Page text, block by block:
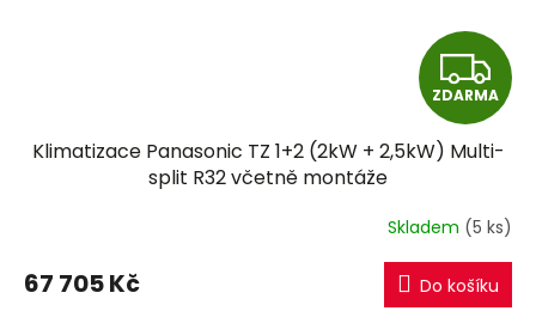
Z
D
A
R
M
ZDARMA
Klimatizace Panasonic TZ 1+2 (2kW + 2,5kW) Multi-
split R32 včetně montáže
Skladem (5 ks)
67 705 Kč Do košíku